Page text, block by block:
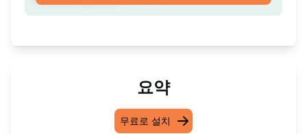
요약
무료로 설치